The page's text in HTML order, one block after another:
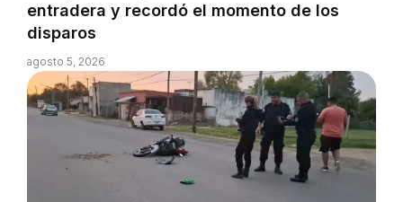
entradera y recordó el momento de los
disparos
agosto 5, 2026